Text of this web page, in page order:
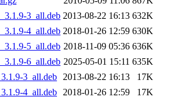
3_all.deb 2013-08-22 16:13 632K
4_all.deb 2018-01-26 12:59 630K
5_all.deb 2018-11-09 05:36 636K
6_all.deb 2025-05-01 15:11 635K
3_all.deb 2013-08-22 16:13
17K
4_all.deb 2018-01-26 12:59
17K